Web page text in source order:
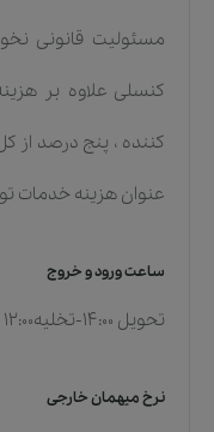
مسئولیت قانونی
کنسلی علاوه بر
کننده ، پنج درصد از
عنوان هزینه خدمات
ساعت ورود و خروج
تحویل 14:00-تخلیه12:00
نرخ میهمان خارجی